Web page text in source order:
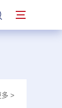
站内搜索
多 >